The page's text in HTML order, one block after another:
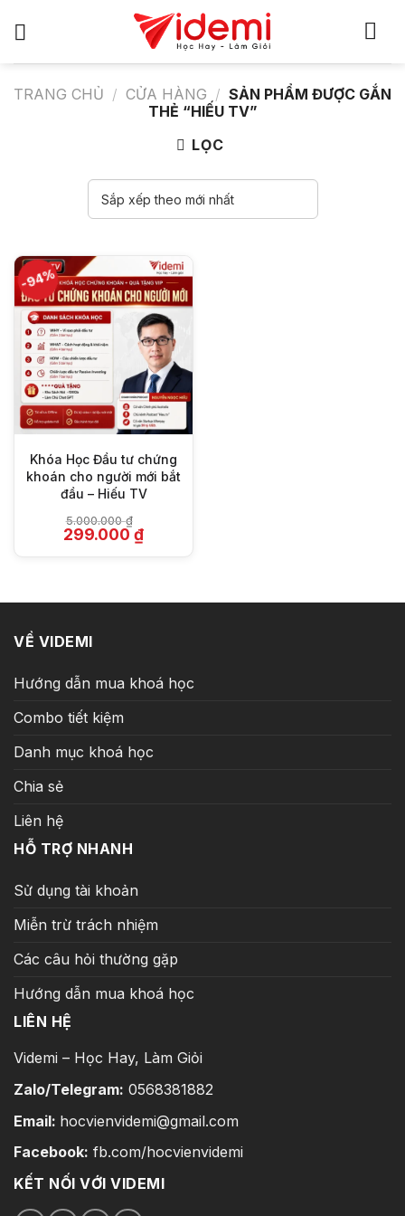
TRANG CHỦ / CỬA HÀNG / SẢN PHẨM ĐƯỢC GẮN
THẺ “HIẾU TV”
LỌC
-94%
Khóa Học Đầu tư chứng
khoán cho người mới bắt
đầu – Hiếu TV
5.000.000₫
Giá
gốc
299.000₫Giá
VỀ VIDEMI
Hướng dẫn mua khoá học
Combo tiết kiệm
Danh mục khoá học
Chia sẻ
Liên hệ
HỖ TRỢ NHANH
Sử dụng tài khoản
Miễn trừ trách nhiệm
Các câu hỏi thường gặp
Hướng dẫn mua khoá học
LIÊN HỆ
Videmi – Học Hay, Làm Giỏi
Zalo/Telegram: 0568381882
Email: hocvienvidemi@gmail.com
Facebook: fb.com/hocvienvidemi
KẾT NỐI VỚI VIDEMI